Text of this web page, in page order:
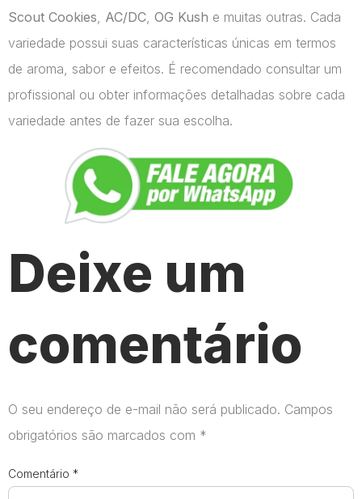
Scout Cookies AC/DC OG Kush e muitas outras. Cada
variedade possui suas características únicas em termos
de aroma, sabor e efeitos. É recomendado consultar um
profissional ou obter informações detalhadas sobre cada
variedade antes de fazer sua escolha.
Deixe um
comentário
O seu endereço de e-mail não será publicado. Campos
obrigatórios são marcados com *
Comentário *